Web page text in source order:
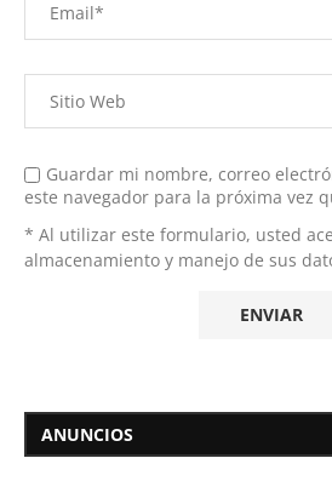
Guardar mi nombre, correo
este navegador para la próxima vez
* Al utilizar este formulario, usted
almacenamiento y manejo de sus
ANUNCIOS